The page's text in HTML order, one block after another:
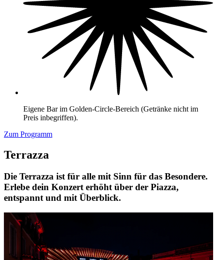
Eigene Bar im Golden-Circle-Bereich (Getränke nicht im
Preis inbegriffen).
Zum Programm
Terrazza
Die Terrazza ist für alle mit Sinn für das Besondere.
Erlebe dein Konzert erhöht über der Piazza,
entspannt und mit Überblick.